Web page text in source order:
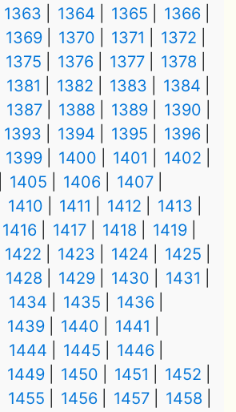
1363 1364 1365
1366
1369 1370 1371
1372
1375 1376 1377
1378
1381 1382 1383
1384
1387 1388 1389
1390
1393 1394 1395
1396
1399 1400 1401
1402
1405 1406
1407
1410 1411 1412
1413
1416 1417 1418
1419
1422 1423 1424
1425
1428 1429 1430
1431
1434 1435
1436
1439 1440
1441
1444 1445
1446
1449 1450 1451
1452
1455 1456 1457
1458